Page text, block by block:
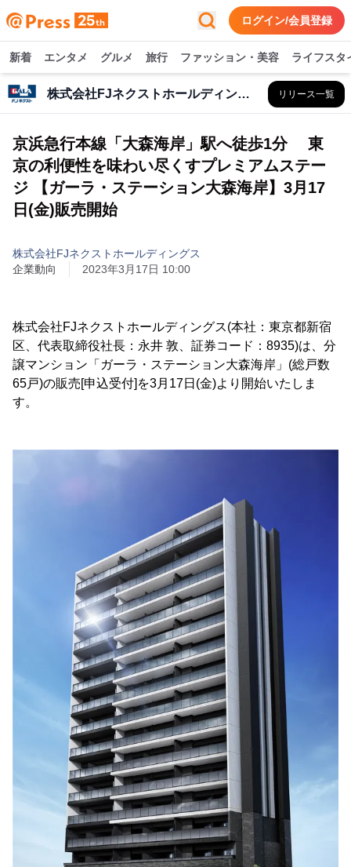
ログイン/会員登録
新着 エンタメ グルメ 旅行 ファッション・美容 ライフスタ
株式会社FJネクストホールディングス リリース一覧
京浜急行本線「大森海岸」駅へ徒歩1分 東
京の利便性を味わい尽くすプレミアムステー
ジ 【ガーラ・ステーション大森海岸】3月17
日(金)販売開始
株式会社FJネクストホールディングス
企業動向
2023年3月17日 10:00
株式会社FJネクストホールディングス(本社：東京都新宿
区、代表取締役社長：永井 敦、証券コード：8935)は、分
譲マンション「ガーラ・ステーション大森海岸」(総戸数
65戸)の販売[申込受付]を3月17日(金)より開始いたしま
す。